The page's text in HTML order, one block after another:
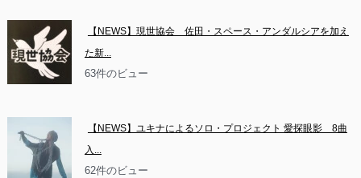
【NEWS】現世協会　佐田・スペース・アンダルシアを加え
た新...
63件のビュー
【NEWS】ユキナによるソロ・プロジェクト 愛探眼影　8曲
入...
62件のビュー